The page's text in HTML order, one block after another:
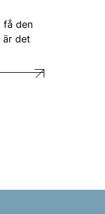
få den
är det